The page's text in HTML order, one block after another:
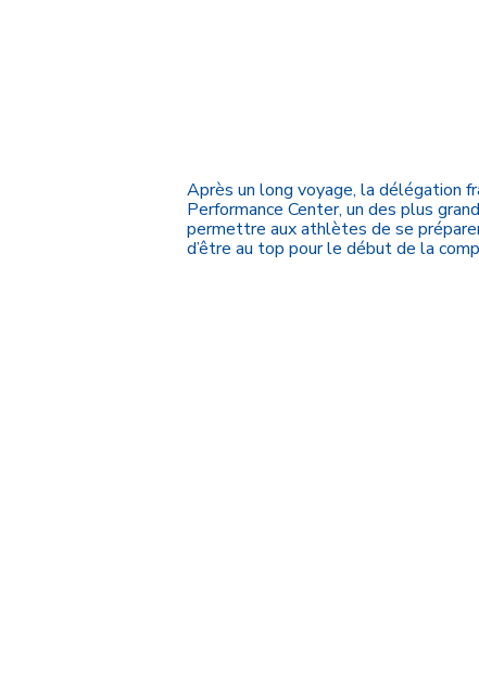
Après un long voyage, la délégation
Performance Center, un des plus
permettre aux athlètes de se
d’être au top pour le début de la